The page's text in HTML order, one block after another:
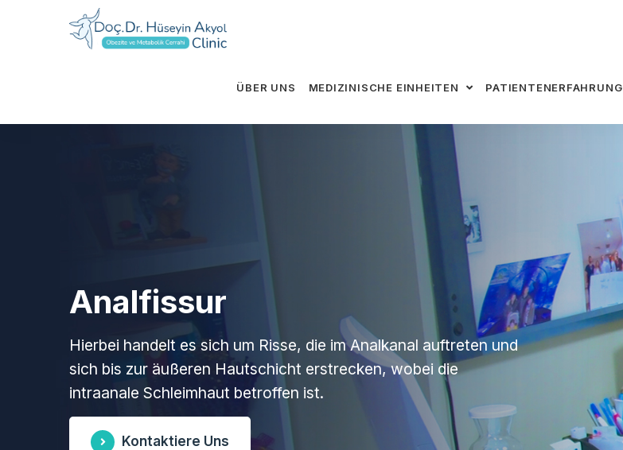
ÜBER UNS MEDIZINISCHE EINHEITEN PATIENTENERFAHRUNG
Analfissur
Hierbei handelt es sich um Risse, die im Analkanal auftreten und
sich bis zur äußeren Hautschicht erstrecken, wobei die
intraanale Schleimhaut betroffen ist.
Kontaktiere Uns